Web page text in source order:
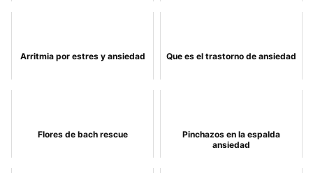
Arritmia por estres y ansiedad Que es el trastorno de ansiedad
Flores de bach rescue
Pinchazos en la espalda
ansiedad